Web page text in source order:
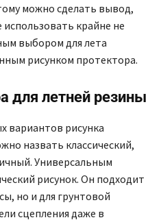
можно сделать вывод,
использовать крайне не
выбором для лета
рисунком протектора.
для летней резины
вариантов рисунка
назвать классический,
Универсальным
рисунок. Он подходит
но и для грунтовой
сцепления даже в